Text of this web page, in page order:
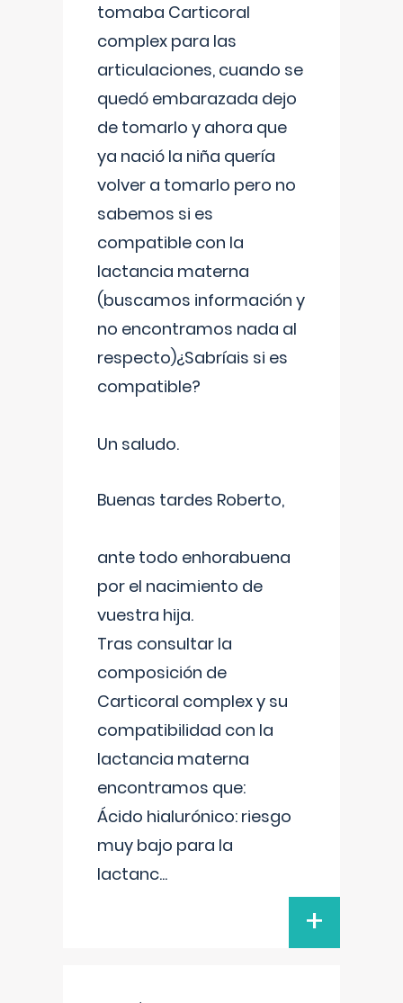
tomaba Carticoral
complex para las
articulaciones, cuando se
quedó embarazada dejo
de tomarlo y ahora que
ya nació la niña quería
volver a tomarlo pero no
sabemos si es
compatible con la
lactancia materna
(buscamos información y
no encontramos nada al
respecto)¿Sabríais si es
compatible?
Un saludo.
Buenas tardes Roberto,
ante todo enhorabuena
por el nacimiento de
vuestra hija.
Tras consultar la
composición de
Carticoral complex y su
compatibilidad con la
lactancia materna
encontramos que:
Ácido hialurónico: riesgo
muy bajo para la
lactanc...
+